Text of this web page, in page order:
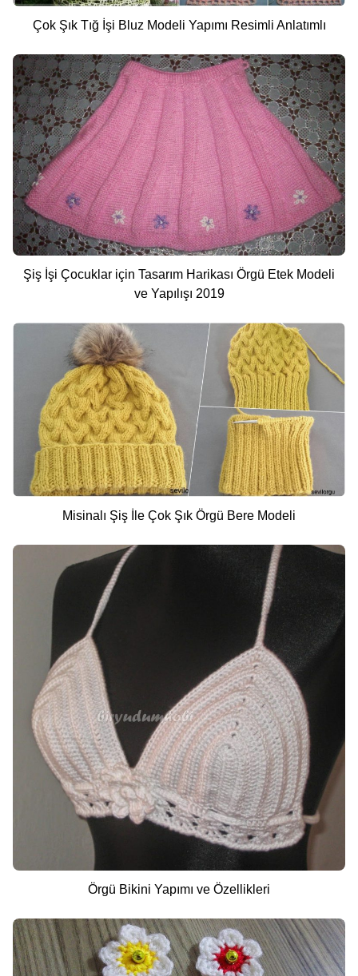
Çok Şık Tığ İşi Bluz Modeli Yapımı Resimli Anlatımlı
Şiş İşi Çocuklar için Tasarım Harikası Örgü Etek Modeli
ve Yapılışı 2019
Misinalı Şiş İle Çok Şık Örgü Bere Modeli
Örgü Bikini Yapımı ve Özellikleri